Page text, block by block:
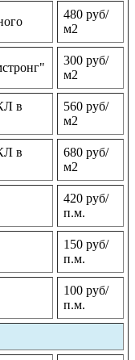
480 руб/
м2
300 руб/
м2
в
560 руб/
м2
в
680 руб/
м2
420 руб/
п.м.
150 руб/
п.м.
100 руб/
п.м.